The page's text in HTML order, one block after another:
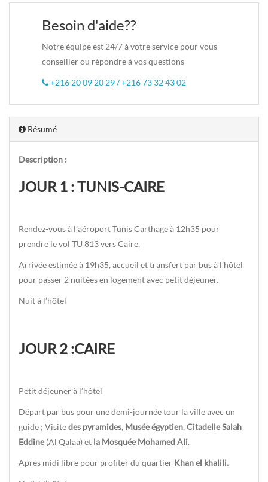
Besoin d'aide??
Notre équipe est 24/7 à votre service pour vous
conseiller ou répondre à vos questions
+216 20 09 20 29 / +216 73 32 43 02
Résumé
Description :
JOUR 1 : TUNIS-CAIRE
Rendez-vous à l’aéroport Tunis Carthage à 12h35 pour
prendre le vol TU 813 vers Caire,
Arrivée estimée à 19h35, accueil et transfert par bus à l’hôtel
pour passer 2 nuitées en logement avec petit déjeuner.
Nuit à l’hôtel
JOUR 2 :CAIRE
Petit déjeuner à l’hôtel
Départ par bus pour une demi-journée tour la ville avec un
guide ; Visitedes pyramides, Musée égyptien, Citadelle Salah
Eddine(Al Qalaa) et la Mosquée Mohamed Ali.
Apres midi libre pour profiter du quartier Khan el khalili.